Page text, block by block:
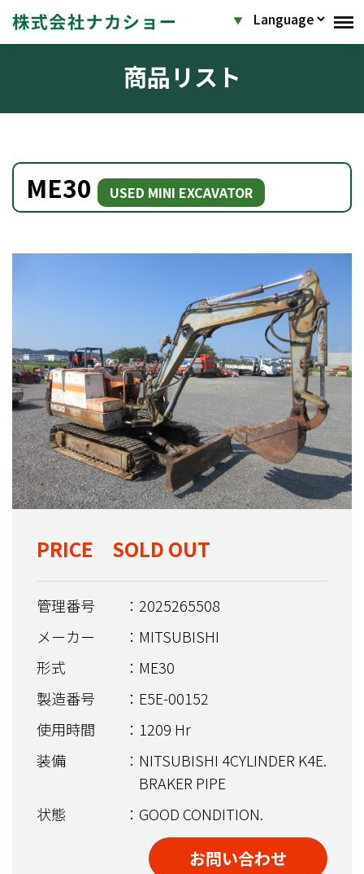
商品リスト
ME30 USED MINI EXCAVATOR
PRICE SOLD OUT
管理番号
：2025265508
メーカー
：MITSUBISHI
形式
：ME30
製造番号
：E5E-00152
使用時間
：1209 Hr
装備
：NITSUBISHI 4CYLINDER K4E.
BRAKER PIPE
状態
：GOOD CONDITION.
お問い合わせ